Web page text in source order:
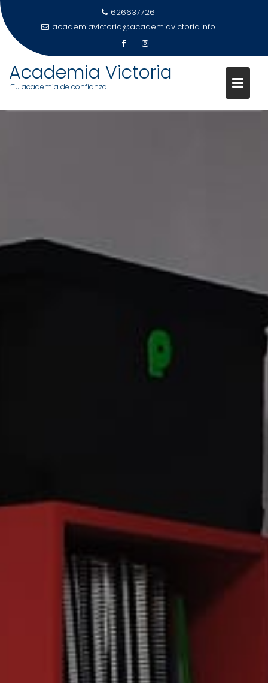
626637726
academiavictoria@academiavictoria.info
Academia Victoria
¡Tu academia de confianza!